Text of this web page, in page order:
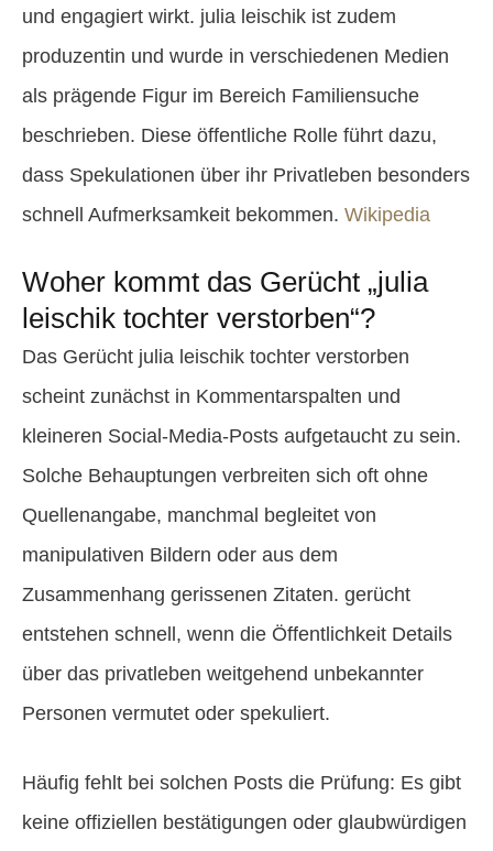
und engagiert wirkt. julia leischik ist zudem
produzentin und wurde in verschiedenen Medien
als prägende Figur im Bereich Familiensuche
beschrieben. Diese öffentliche Rolle führt dazu,
dass Spekulationen über ihr Privatleben besonders
schnell Aufmerksamkeit bekommen. Wikipedia
Woher kommt das Gerücht „julia
leischik tochter verstorben“?
Das Gerücht julia leischik tochter verstorben
scheint zunächst in Kommentarspalten und
kleineren Social-Media-Posts aufgetaucht zu sein.
Solche Behauptungen verbreiten sich oft ohne
Quellenangabe, manchmal begleitet von
manipulativen Bildern oder aus dem
Zusammenhang gerissenen Zitaten. gerücht
entstehen schnell, wenn die Öffentlichkeit Details
über das privatleben weitgehend unbekannter
Personen vermutet oder spekuliert.
Häufig fehlt bei solchen Posts die Prüfung: Es gibt
keine offiziellen bestätigungen oder glaubwürdigen